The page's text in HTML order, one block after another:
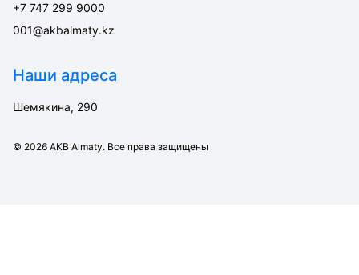
+7 747 299 9000
001@akbalmaty.kz
Наши адреса
Шемякина, 290
© 2026 AKB Almaty. Все права защищены